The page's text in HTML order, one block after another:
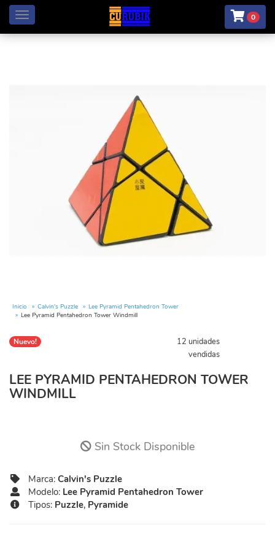
Menú 0
Inicio Calvin's Puzzle
Lee Pyramid Pentahedron Tower
Lee Pyramid Pentahedron Tower Windmill
Nuevo!
12 unidades
vendidas
LEE PYRAMID PENTAHEDRON TOWER
WINDMILL
Sin Stock Disponible
Marca: Calvin's Puzzle
Modelo: Lee Pyramid Pentahedron Tower
Tipos: Puzzle, Pyramide